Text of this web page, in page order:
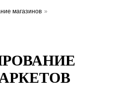
магазинов »